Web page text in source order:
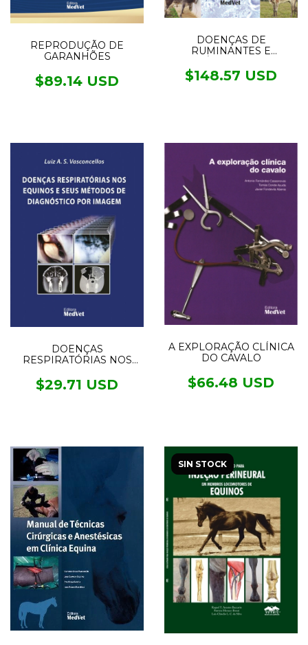
REPRODUÇÃO DE
GARANHÕES
$89.14 USD
DOENÇAS DE
RUMINANTES E
$148.57 USD
DOENÇAS
RESPIRATÓRIAS NOS
MÉTODOS DE
DIAGNÓSTICO POR
$29.71 USD
A EXPLORAÇÃO CLÍNICA
DO CAVALO
$66.48 USD
SIN STOCK